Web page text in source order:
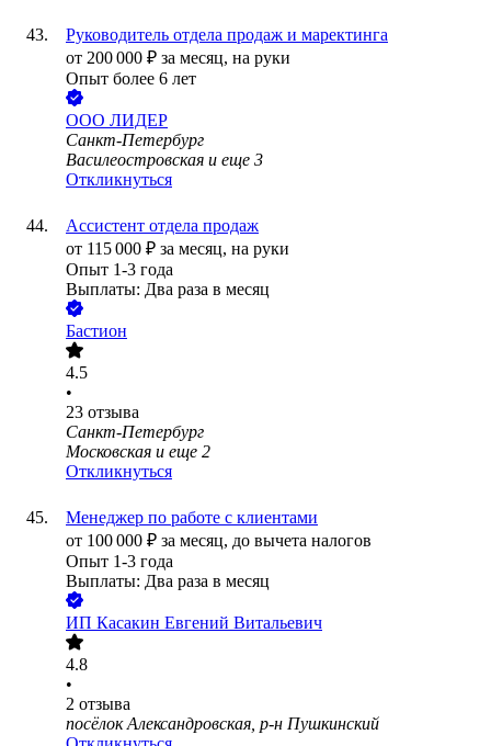
Руководитель отдела продаж и маректинга
от 200 000 ₽ за месяц, на руки
Опыт более 6 лет
ООО ЛИДЕР
Санкт-Петербург
Василеостровская и еще 3
Откликнуться
Ассистент отдела продаж
от 115 000 ₽ за месяц, на руки
Опыт 1-3 года
Выплаты: Два раза в месяц
Бастион
4.5
•
23 отзыва
Санкт-Петербург
Московская и еще 2
Откликнуться
Менеджер по работе с клиентами
от 100 000 ₽ за месяц, до вычета налогов
Опыт 1-3 года
Выплаты: Два раза в месяц
ИП Касакин Евгений Витальевич
4.8
•
2 отзыва
посёлок Александровская, р-н Пушкинский